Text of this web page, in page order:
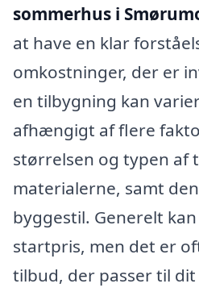
sommerhus i
at have en klar
omkostninger, der er
en tilbygning kan
afhængigt af flere
størrelsen og typen af
materialerne, samt
byggestil. Generelt
startpris, men det er
tilbud, der passer til